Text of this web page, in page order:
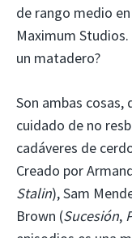
de rango medio
Maximum
un matadero?
Son ambas cosas,
cuidado de no
cadáveres de
Creado por
Stalin), Sam
Brown (Sucesión,